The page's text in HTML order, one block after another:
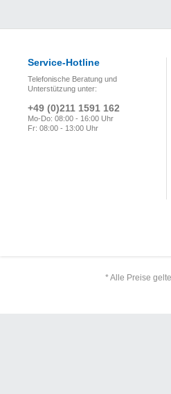
Anwendungen im
Service-Hotline
Telefonische Beratung und
Unterstützung unter:
+49 (0)211 1591 162
Mo-Do: 08:00 - 16:00 Uhr
Fr: 08:00 - 13:00 Uhr
* Alle Preise